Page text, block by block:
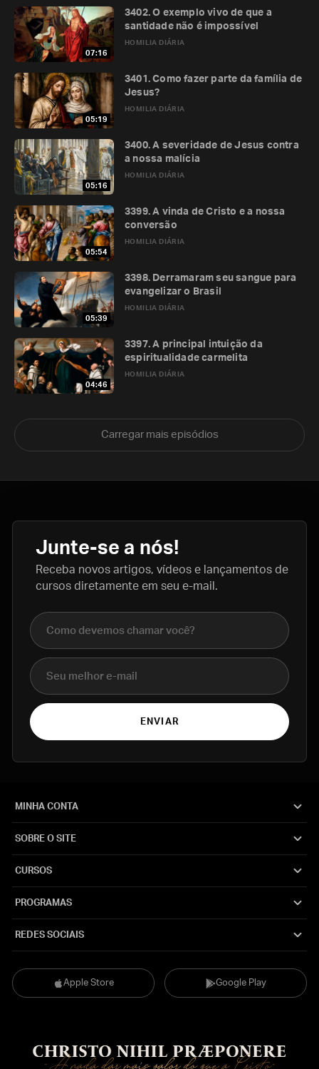
07:16
HOMILIA DIÁRIA
3402. O exemplo vivo de que a
santidade não é impossível
05:19
HOMILIA DIÁRIA
3401. Como fazer parte da família de
Jesus?
05:16
HOMILIA DIÁRIA
3400. A severidade de Jesus contra
a nossa malícia
05:54
HOMILIA DIÁRIA
3399. A vinda de Cristo e a nossa
conversão
05:39
HOMILIA DIÁRIA
3398. Derramaram seu sangue para
evangelizar o Brasil
04:46
HOMILIA DIÁRIA
3397. A principal intuição da
espiritualidade carmelita
Carregar mais episódios
Junte-se a nós!
Receba novos artigos, vídeos e lançamentos de
cursos diretamente em seu e-mail.
Nome completo
E-mail
ENVIAR
Apple Store Google Play
MINHA CONTA
SOBRE O SITE
CURSOS
PROGRAMAS
REDES SOCIAIS